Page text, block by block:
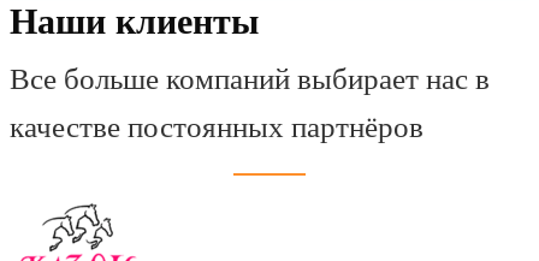
Наши клиенты
Все больше компаний выбирает нас в
качестве постоянных партнёров